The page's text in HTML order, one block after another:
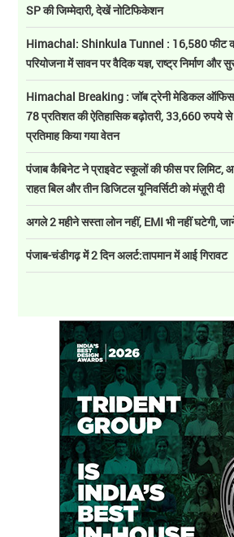
SP की जिम्मेदारी, देखें नोटिफिकेशन
Himachal: Shinkula Tunnel : 16,580 फीट
परियोजना में सावन पर वैदिक यज्ञ, राष्ट्र निर्माण और
Himachal Breaking : जॉब ट्रेनी मेडिकल
78 प्रतिशत की ऐतिहासिक बढ़ोतरी, 33,660 रुपये
प्रतिमाह किया गया वेतन
पंजाब कैबिनेट ने प्राइवेट स्कूलों की फीस पर लिमिट,
राहत बिल और तीन डिजिटल यूनिवर्सिटी को मंज़ूरी दी
अगले 2 महीने सस्ता लोन नहीं, EMI भी नहीं घटेगी,
पंजाब-चंडीगढ़ में 2 दिन अलर्ट:तापमान में आई गिरावट